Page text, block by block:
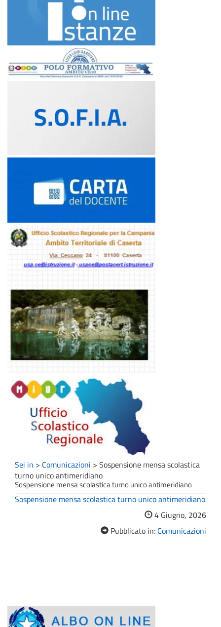
Sei in > Comunicazioni > Sospensione mensa scolastica
turno unico antimeridiano
Sospensione mensa scolastica turno unico antimeridiano
Sospensione mensa scolastica turno unico antimeridiano
4 Giugno, 2026
Pubblicato in: Comunicazioni